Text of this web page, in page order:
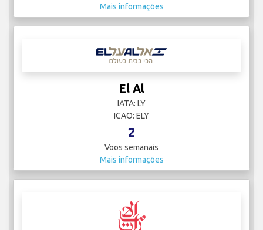
Mais informações
El Al
IATA: LY
ICAO: ELY
2
Voos semanais
Mais informações